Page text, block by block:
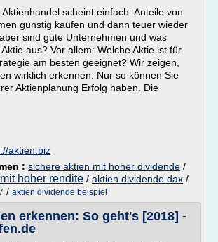
scheint einfach: Anteile von
günstig kaufen und dann teuer wieder
sind gute Unternehmen und was
aus? Vor allem: Welche Aktie ist für
am besten geeignet? Wir zeigen,
wirklich erkennen. Nur so können Sie
Aktienplanung Erfolg haben. Die
aktien.biz
: sichere aktien mit hoher dividende /
hoher rendite / aktien dividende dax /
/ aktien dividende beispiel
erkennen: So geht's [2018] -